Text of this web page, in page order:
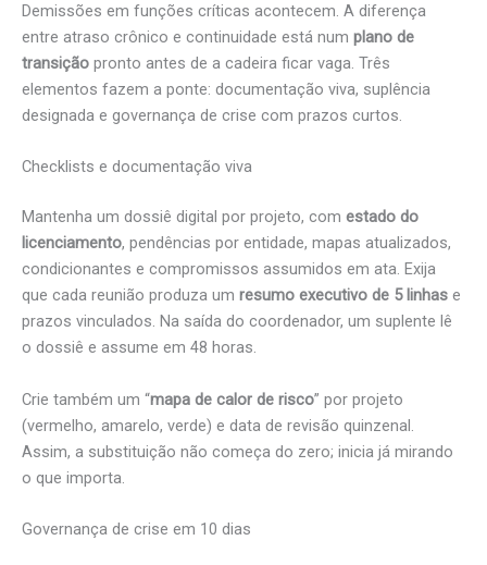
Demissões em funções críticas acontecem. A diferença
entre atraso crônico e continuidade está num plano de
transição pronto antes de a cadeira ficar vaga. Três
elementos fazem a ponte: documentação viva, suplência
designada e governança de crise com prazos curtos.
Checklists e documentação viva
Mantenha um dossiê digital por projeto, com estado do
licenciamento, pendências por entidade, mapas atualizados,
condicionantes e compromissos assumidos em ata. Exija
que cada reunião produza um resumo executivo de 5 linhas e
prazos vinculados. Na saída do coordenador, um suplente lê
o dossiê e assume em 48 horas.
Crie também um “mapa de calor de risco” por projeto
(vermelho, amarelo, verde) e data de revisão quinzenal.
Assim, a substituição não começa do zero; inicia já mirando
o que importa.
Governança de crise em 10 dias